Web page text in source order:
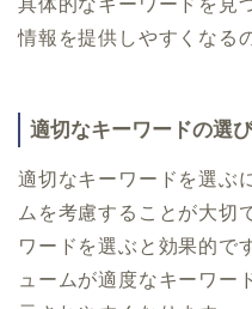
具体的なキーワードを見
情報を提供しやすくなる
適切なキーワードの選
適切なキーワードを選ぶ
ムを考慮することが大切
ワードを選ぶと効果的で
ュームが適度なキーワー